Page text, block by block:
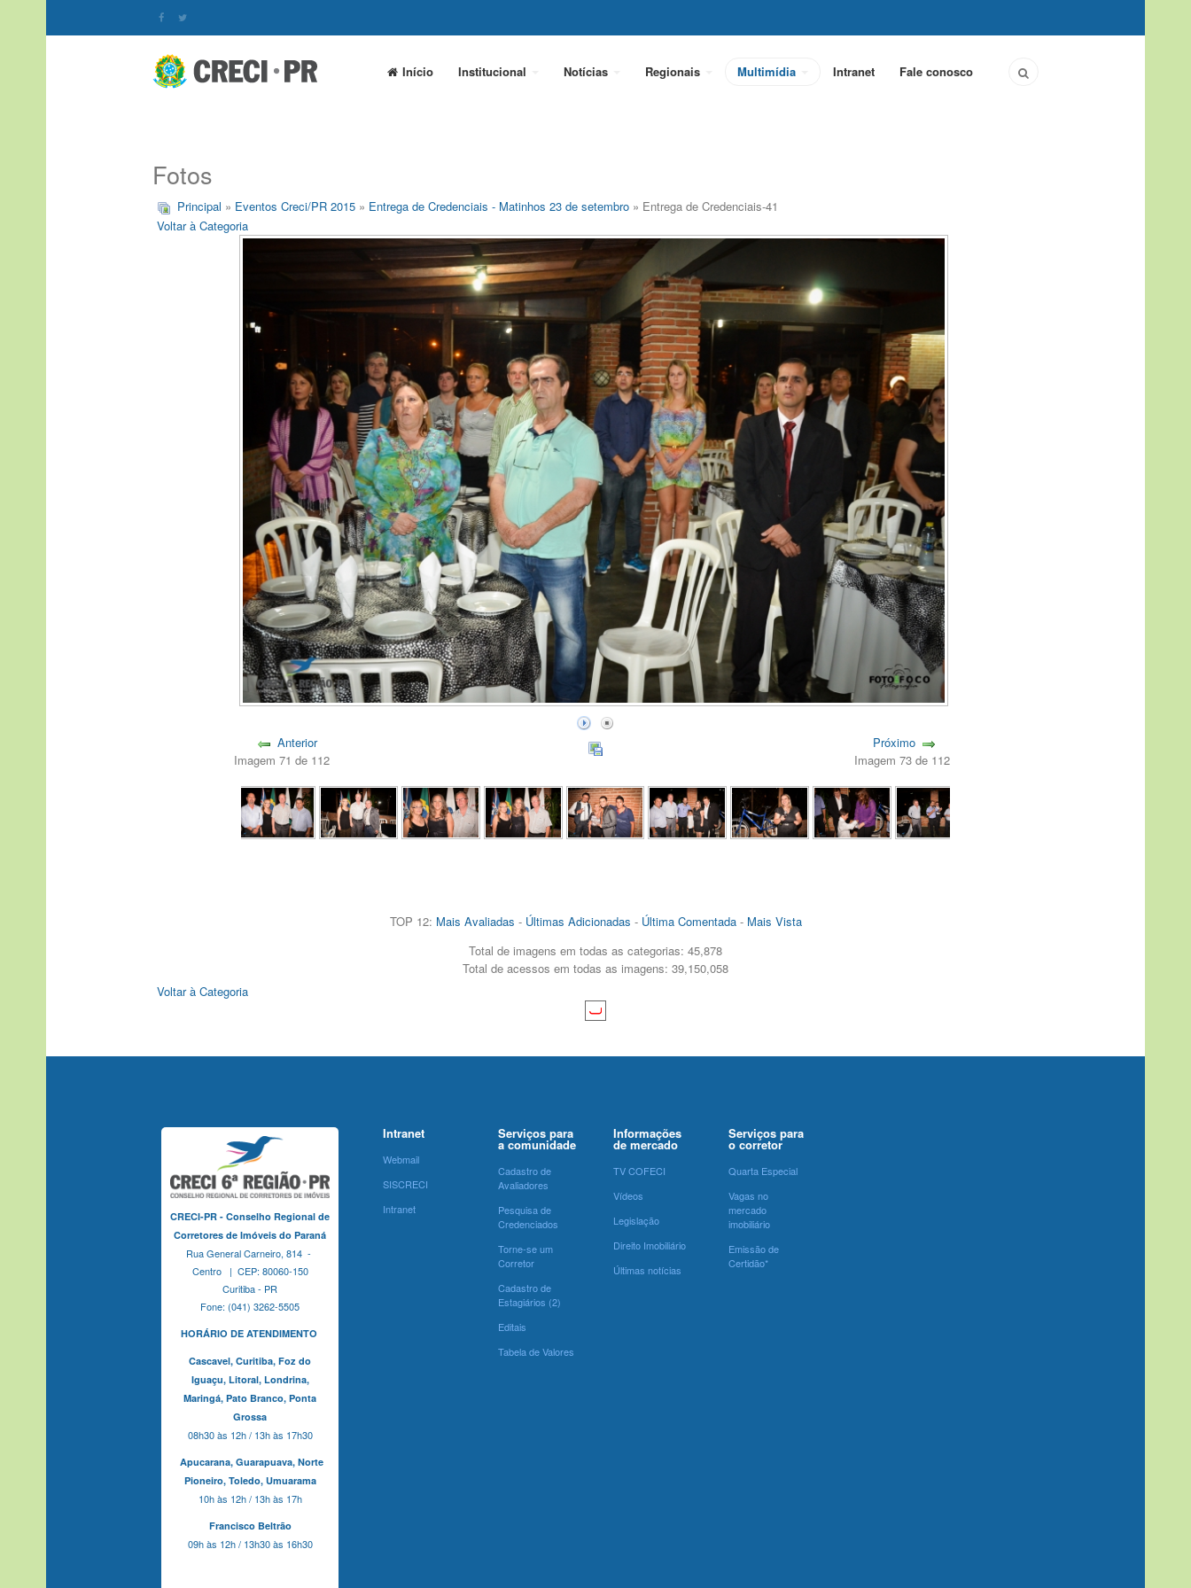
Início Institucional Notícias Regionais Multimídia Intranet Fale conosco
Fotos
Principal » Eventos Creci/PR 2015 » Entrega de Credenciais - Matinhos 23 de setembro » Entrega de Credenciais-41
Voltar à Categoria
Anterior
Imagem 71 de 112
Próximo
Imagem 73 de 112
TOP 12: Mais Avaliadas - Últimas Adicionadas - Última Comentada- Mais Vista
Total de imagens em todas as categorias: 45,878
Total de acessos em todas as imagens: 39,150,058
Voltar à Categoria
CRECI-PR - Conselho Regional de
Corretores de Imóveis do Paraná
Rua General Carneiro, 814 -
Centro | CEP: 80060-150
Curitiba - PR
Fone: (041) 3262-5505
HORÁRIO DE ATENDIMENTO
Cascavel, Curitiba, Foz do
Iguaçu, Litoral, Londrina,
Maringá, Pato Branco, Ponta
Grossa
08h30 às 12h / 13h às 17h30
Apucarana, Guarapuava, Norte
Pioneiro, Toledo, Umuarama
10h às 12h / 13h às 17h
Francisco Beltrão
09h às 12h / 13h30 às 16h30
Intranet
Webmail
SISCRECI
Intranet
Serviços para
a comunidade
Cadastro de
Avaliadores
Pesquisa de
Credenciados
Torne-se um
Corretor
Cadastro de
Estagiários (2)
Editais
Tabela de Valores
Informações
de mercado
TV COFECI
Vídeos
Legislação
Direito Imobiliário
Últimas notícias
Serviços para
o corretor
Quarta Especial
Vagas no
mercado
imobiliário
Emissão de
Certidão*